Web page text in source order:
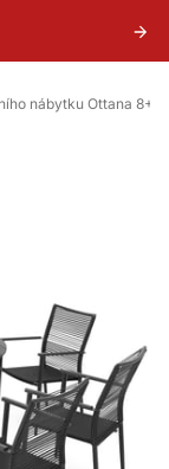
nábytku Ottana 8+1